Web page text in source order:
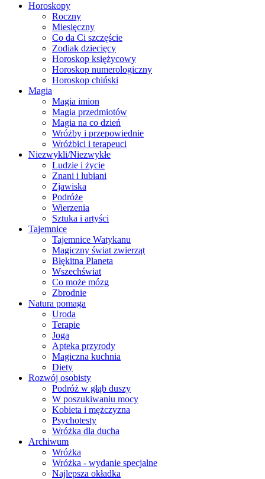
Horoskopy
Roczny
Miesięczny
Co da Ci szczęście
Zodiak dziecięcy
Horoskop księżycowy
Horoskop numerologiczny
Horoskop chiński
Magia
Magia imion
Magia przedmiotów
Magia na co dzień
Wróżby i przepowiednie
Wróżbici i terapeuci
Niezwykli/Niezwykłe
Ludzie i życie
Znani i lubiani
Zjawiska
Podróże
Wierzenia
Sztuka i artyści
Tajemnice
Tajemnice Watykanu
Magiczny świat zwierząt
Błękitna Planeta
Wszechświat
Co może mózg
Zbrodnie
Natura pomaga
Uroda
Terapie
Joga
Apteka przyrody
Magiczna kuchnia
Diety
Rozwój osobisty
Podróż w głąb duszy
W poszukiwaniu mocy
Kobieta i mężczyzna
Psychotesty
Wróżka dla ducha
Archiwum
Wróżka
Wróżka - wydanie specjalne
Najlepsza okładka